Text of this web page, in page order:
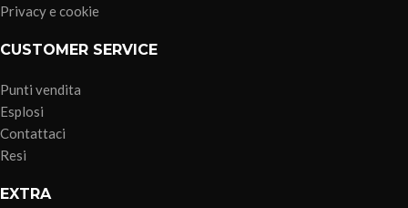
Privacy e cookie
CUSTOMER SERVICE
Punti vendita
Esplosi
Contattaci
Resi
EXTRA